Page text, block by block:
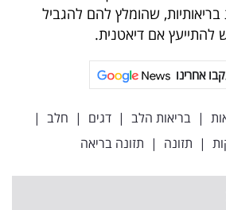
בריאותיות, שהומלץ להם להגביל
להתייעץ אם דיאטנית.
אחרינו
| בריאות הלב | דגים | חלב |
| תזונה | תזונה בריאה